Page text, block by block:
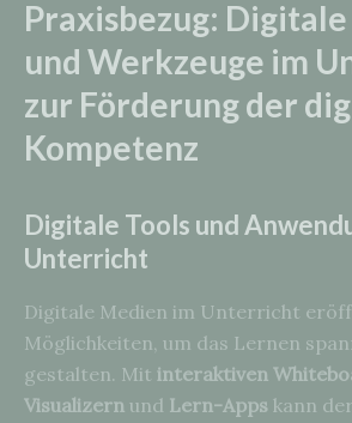
Praxisbezug:
und Werkzeuge im
zur Förderung der
Kompetenz
Digitale Tools und
Unterricht
Digitale Medien im Unterricht
Möglichkeiten, um das Lernen
gestalten. Mit interaktiven
Visualizern und Lern-Apps kann